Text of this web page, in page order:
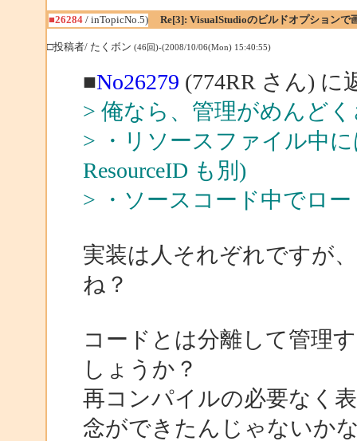
■26284/ inTopicNo.5) Re[3]: VisualStudioのビルドオプションで
□投稿者/ たくボン (46回)-(2008/10/06(Mon) 15:40:55)
■No26279 (774RR さん) に
> 俺なら、管理がめんど
> ・リソースファイル中
ResourceID も別)
> ・ソースコード中でロー
実装は人それぞれですが
ね？
コードとは分離して管理
しょうか？
再コンパイルの必要なく
念ができたんじゃないか